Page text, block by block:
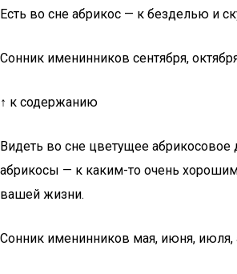
Есть во сне абрикос — к безделью и
Сонник именинников сентября,
↑ к содержанию
Видеть во сне цветущее абрикосовое
абрикосы — к каким-то очень
вашей жизни.
Сонник именинников мая, июня, июля,